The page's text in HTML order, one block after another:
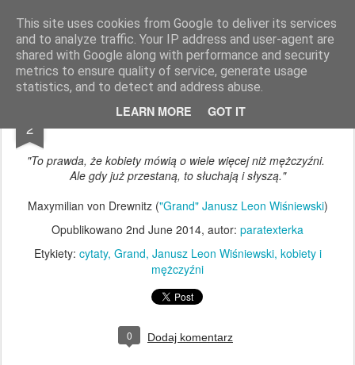
This site uses cookies from Google to deliver its services
and to analyze traffic. Your IP address and user-agent are
shared with Google along with performance and security
metrics to ensure quality of service, generate usage
statistics, and to detect and address abuse.
LEARN MORE GOT IT
paratexterka o książkach i (mo)ich historiach
Pages
2
"To prawda, że kobiety mówią o wiele więcej niż mężczyźni.
Ale gdy już przestaną, to słuchają i słyszą."
Maxymilian von Drewnitz ("Grand" Janusz Leon Wiśniewski)
Opublikowano 2nd June 2014, autor: paratexterka
Etykiety: cytaty Grand Janusz Leon Wiśniewski kobiety i
mężczyźni
0 Dodaj komentarz